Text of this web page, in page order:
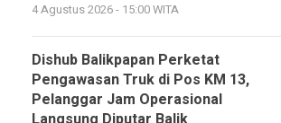
4 Agustus 2026 - 15:00 WITA
Dishub Balikpapan Perketat
Pengawasan Truk di Pos KM 13,
Pelanggar Jam Operasional